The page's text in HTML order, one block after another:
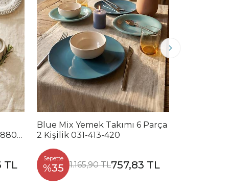
TL
Blue Mix Yemek Takımı 6 Parça
2 Kişilik 031-413-420
Sepette
%35 1.165,90 TL757,83 TL